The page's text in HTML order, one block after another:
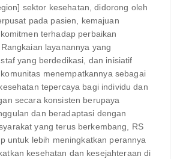
sektor kesehatan, didorong oleh
pada pasien, kemajuan
terhadap perbaikan
layanannya yang
yang berdedikasi, dan inisiatif
menempatkannya sebagai
tepercaya bagi individu dan
secara konsisten berupaya
dan beradaptasi dengan
yang terus berkembang, RS
untuk lebih meningkatkan perannya
kesehatan dan kesejahteraan di